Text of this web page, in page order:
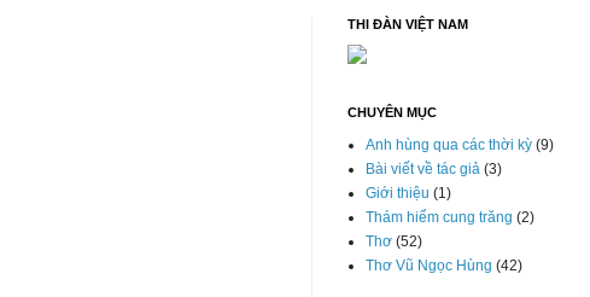
THI ĐÀN VIỆT NAM
CHUYÊN MỤC
Anh hùng qua các thời kỳ (9)
Bài viết về tác giả (3)
Giới thiệu (1)
Thám hiểm cung trăng (2)
Thơ (52)
Thơ Vũ Ngọc Hùng (42)